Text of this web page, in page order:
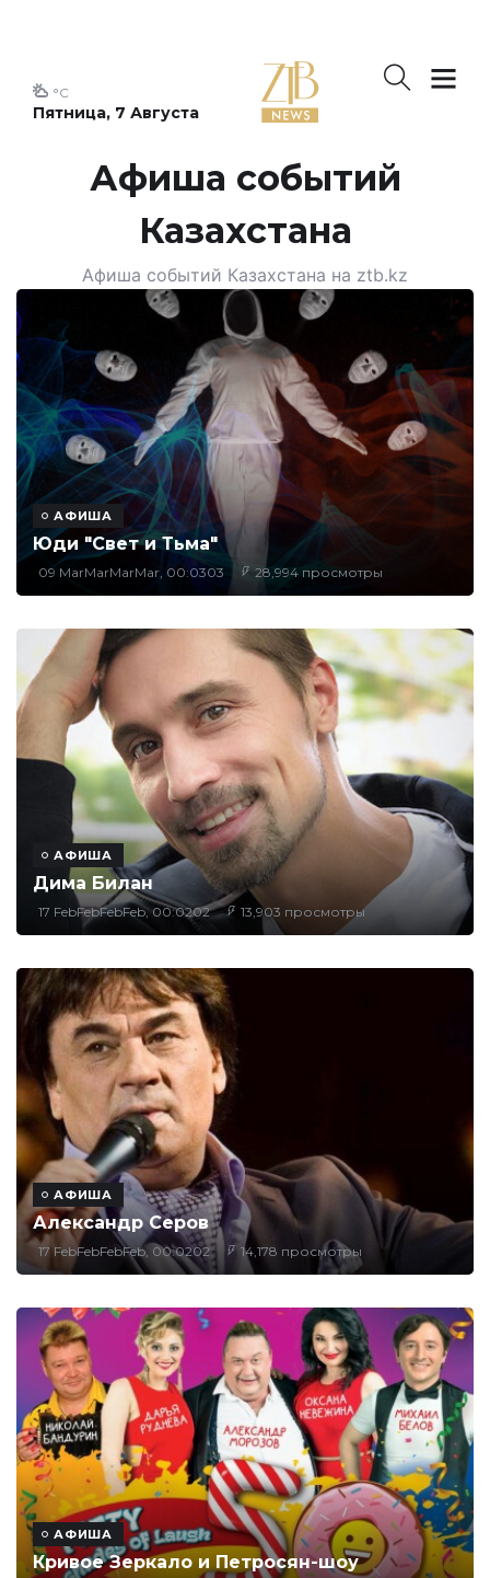
Пятница, 7 Августа
°C
Афиша событий
Казахстана
Афиша событий Казахстана на ztb.kz
АФИША
Юди "Свет и Тьма"
09 MarMarMarMar, 00:0303 28,994 просмотры
АФИША
Дима Билан
17 FebFebFebFeb, 00:0202 13,903 просмотры
АФИША
Александр Серов
17 FebFebFebFeb, 00:0202 14,178 просмотры
АФИША
Кривое Зеркало и Петросян-шоу